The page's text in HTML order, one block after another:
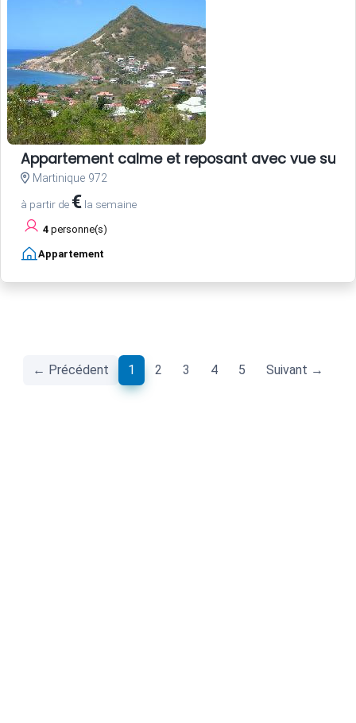
Appartement calme et reposant avec vue sur
Martinique 972
à partir de € la semaine
4 personne(s)
Appartement
← Précédent 1 (current)
2 3 4 5 Suivant →